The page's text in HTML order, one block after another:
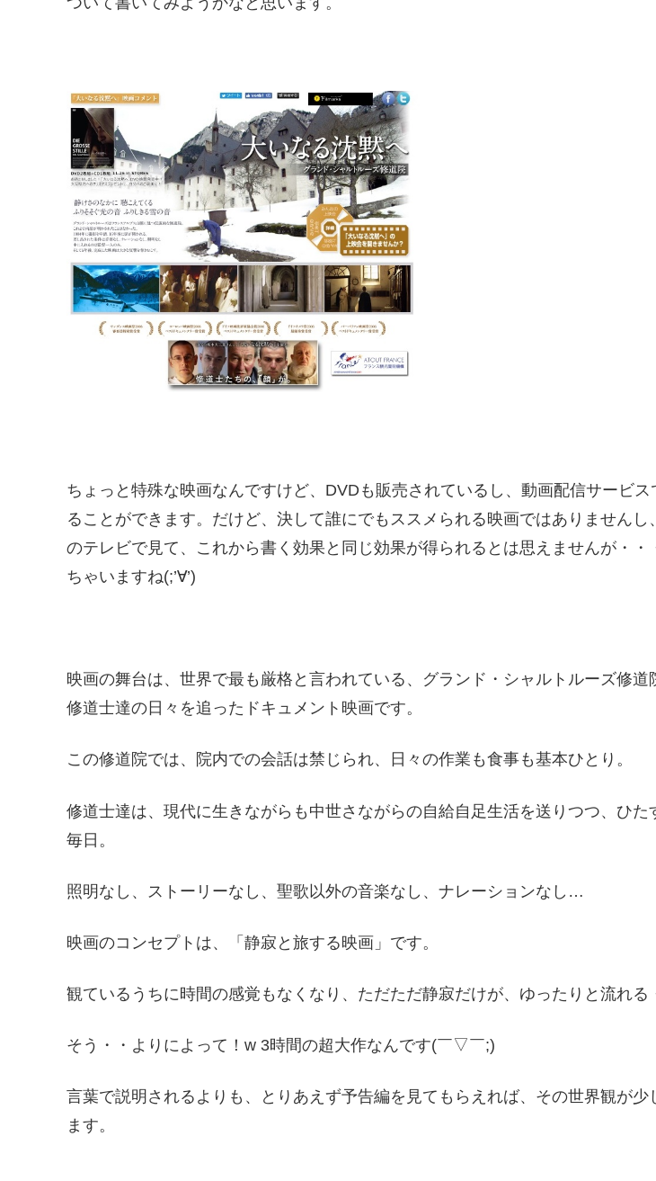
ちょっと特殊な映画なんですけど、DVDも販売されているし、動画配信サービス
ることができます。だけど、決して誰にでもススメられる映画ではありませんし
のテレビで見て、これから書く効果と同じ効果が得られるとは思えませんが・・
ちゃいますね(;’∀’)
映画の舞台は、世界で最も厳格と言われている、グランド・シャルトルーズ修道
修道士達の日々を追ったドキュメント映画です。
この修道院では、院内での会話は禁じられ、日々の作業も食事も基本ひとり。
修道士達は、現代に生きながらも中世さながらの自給自足生活を送りつつ、ひた
毎日。
照明なし、ストーリーなし、聖歌以外の音楽なし、ナレーションなし…
映画のコンセプトは、「静寂と旅する映画」です。
観ているうちに時間の感覚もなくなり、ただただ静寂だけが、ゆったりと流れる
そう・・よりによって！w 3時間の超大作なんです(￣▽￣;)
言葉で説明されるよりも、とりあえず予告編を見てもらえれば、その世界観が少
ます。